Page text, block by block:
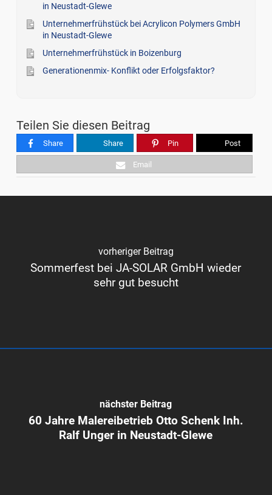
in Neustadt-Glewe
Unternehmerfrühstück bei Acrylicon Polymers GmbH
in Neustadt-Glewe
Unternehmerfrühstück in Boizenburg
Generationenmix- Konflikt oder Erfolgsfaktor?
Teilen Sie diesen Beitrag
Share Share Pin Post
Email
vorheriger Beitrag
Sommerfest bei JA-SOLAR GmbH wieder
sehr gut besucht
nächster Beitrag
60 Jahre Malereibetrieb Otto Schenk Inh.
Ralf Unger in Neustadt-Glewe